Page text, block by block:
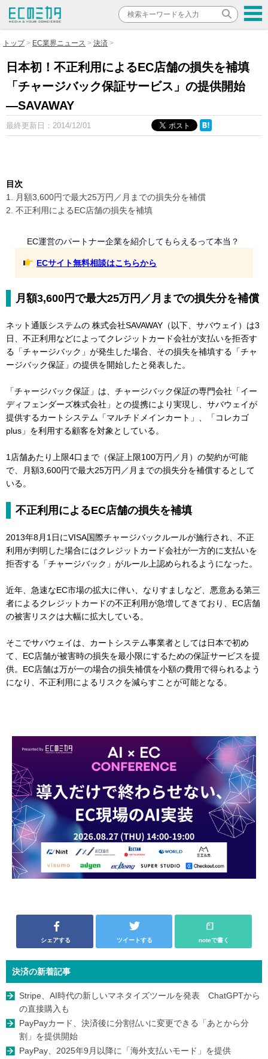
トップ EC業界ニュース 決済
日本初！不正利用によるEC店舗の損失を補填
「チャージバック保証サービス」の提供開始
―SAVAWAY
最終更新日： 2014/12/01
目次
1. 月額3,600円で最大25万円／月までの損失分を補償
2. 不正利用によるEC店舗の損失を補填
EC運営のパートナー企業を紹介してもらえるって本当？
ECサイト無料相談はこちらから
月額3,600円で最大25万円／月までの損失分を補償
ネット通販システムの 株式会社SAVAWAY（以下、サバウェイ）は3
日、不正利用などによってクレジットカード会社が支払いを拒否す
る「チャージバック」が発生した場合、その損失を補填する「チャ
ージバック保証」の提供を開始したと発表した。
「チャージバック保証」は、チャージバック保証の専門会社「イー
ディフェンダーズ株式会社」との提携により実現し、サバウェイが
提供するカートシステム「マルチドメインカート」、「コレカゴ
plus」を利用する顧客を対象としている。
1店舗あたり上限4口まで（保証上限100万円／月）の契約が可能
で、月額3,600円で最大25万円／月までの損失分を補償するとして
いる。
不正利用によるEC店舗の損失を補填
2013年8月1日にVISA国際チャージバックルールが施行され、不正
利用が判明した場合にはクレジットカード会社が一方的に支払いを
拒否する「チャージバック」がルール上認められるようになった。
近年、急速なEC市場の拡大に伴い、なりすましなど、悪意ある第三
者によるクレジットカードの不正利用が急増してきており、EC店舗
の被害リスクは大幅に拡大している。
そこでサバウェイは、カートシステム事業者としては日本で初め
て、EC店舗が被害時の損失を最小限にするための保証サービスを提
供。EC店舗は万が一の場合の損失補償を小額の費用で得られるよう
になり、不正利用によるリスクを減らすことが可能となる。
シェアする ツイートする noteで書く
決済の新着記事
Stripe、AI時代の新しいマネタイズツールを発表 ChatGPTから
の直接購入も
PayPayカード、決済後に分割払いに変更できる「あとから分
割」を提供開始
PayPay、2025年9月以降に「海外支払いモード」を提供